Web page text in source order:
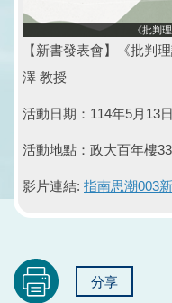
《批判
【新書發表會】《批判
澤 教授
活動日期：114年5月13
活動地點：政大百年樓
影片連結: 指南思潮003
分享